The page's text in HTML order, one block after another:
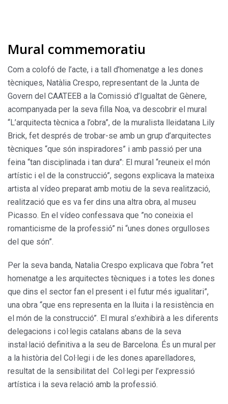
Mural commemoratiu
Com a colofó de l’acte, i a tall d’homenatge a les dones
tècniques, Natàlia Crespo, representant de la Junta de
Govern del CAATEEB a la Comissió d’Igualtat de Gènere,
acompanyada per la seva filla Noa, va descobrir el mural
“L’arquitecta tècnica a l’obra”, de la muralista lleidatana Lily
Brick, fet després de trobar-se amb un grup d’arquitectes
tècniques “que són inspiradores” i amb passió per una
feina “tan disciplinada i tan dura”: El mural “reuneix el món
artístic i el de la construcció”, segons explicava la mateixa
artista al vídeo preparat amb motiu de la seva realització,
realització que es va fer dins una altra obra, al museu
Picasso. En el vídeo confessava que ”no coneixia el
romanticisme de la professió” ni “unes dones orgulloses
del que són”.
Per la seva banda, Natalia Crespo explicava que l’obra “ret
homenatge a les arquitectes tècniques i a totes les dones
que dins el sector fan el present i el futur més igualitari”,
una obra “que ens representa en la lluita i la resistència en
el món de la construcció”. El mural s’exhibirà a les diferents
delegacions i col·legis catalans abans de la seva
instal·lació definitiva a la seu de Barcelona. És un mural per
a la història del Col·legi i de les dones aparelladores,
resultat de la sensibilitat del Col·legi per l’expressió
artística i la seva relació amb la professió.